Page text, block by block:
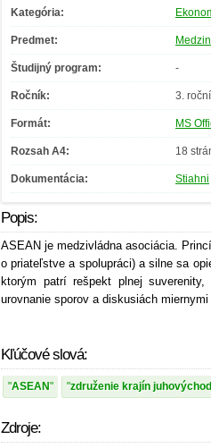
Kategória:
Predmet:
Študijný program: -
Ročník: 3.
Formát: MS
Rozsah A4: 18
Dokumentácia: Stiahni
Popis:
ASEAN je medzivládna asociácia.
o priateľstve a spolupráci) a silne sa
ktorým patrí rešpekt plnej
urovnanie sporov a diskusiách
Kľúčové slová:
ASEAN združenie krajín
Zdroje: